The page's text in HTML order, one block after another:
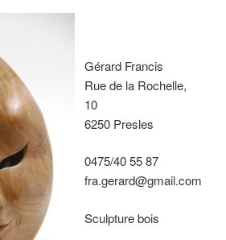
Gérard Francis
Rue de la Rochelle,
10
6250 Presles
0475/40 55 87
fra.gerard@gmail.com
Sculpture bois